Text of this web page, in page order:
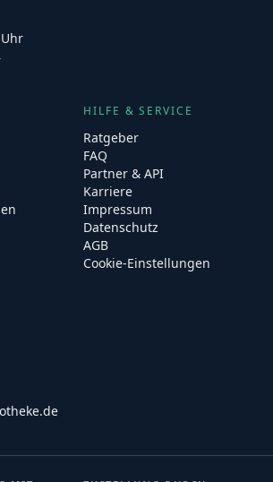
HILFE & SERVICE
Ratgeber
FAQ
Partner & API
Karriere
Impressum
Datenschutz
AGB
Cookie-Einstellungen